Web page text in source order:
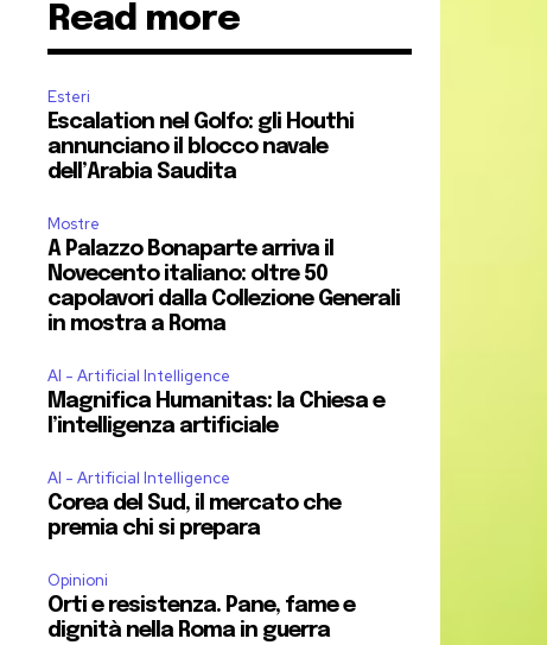
Read more
Esteri
Escalation nel Golfo: gli Houthi
annunciano il blocco navale
dell’Arabia Saudita
Mostre
A Palazzo Bonaparte arriva il
Novecento italiano: oltre 50
capolavori dalla Collezione Generali
in mostra a Roma
AI - Artificial Intelligence
Magnifica Humanitas: la Chiesa e
l’intelligenza artificiale
AI - Artificial Intelligence
Corea del Sud, il mercato che
premia chi si prepara
Opinioni
Orti e resistenza. Pane, fame e
dignità nella Roma in guerra